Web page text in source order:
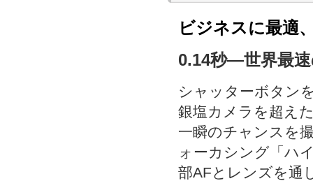
ビジネスに最適
0.14秒―世界最
シャッターボタン
銀塩カメラを超え
一瞬のチャンスを
ォーカシング「ハ
部AFとレンズを通